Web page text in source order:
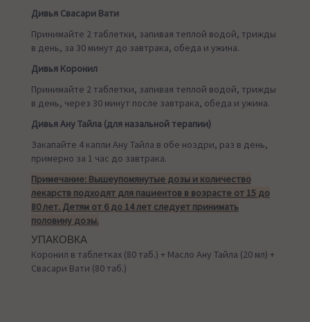
Дивья Свасари Вати
Принимайте 2 таблетки, запивая теплой водой, трижды
в день, за 30 минут до завтрака, обеда и ужина.
Дивья Коронил
Принимайте 2 таблетки, запивая теплой водой, трижды
в день, через 30 минут после завтрака, обеда и ужина.
Дивья Ану Тайла (для назальной терапии)
Закапайте 4 капли Ану Тайла в обе ноздри, раз в день,
примерно за 1 час до завтрака.
Примечание: Вышеупомянутые дозы и количество
лекарств подходят для пациентов в возрасте от 15 до
80 лет. Детям от 6 до 14 лет следует принимать
половину дозы.
УПАКОВКА
Коронил в таблетках (80 таб.) + Масло Ану Тайла (20 мл) +
Свасари Вати (80 таб.)